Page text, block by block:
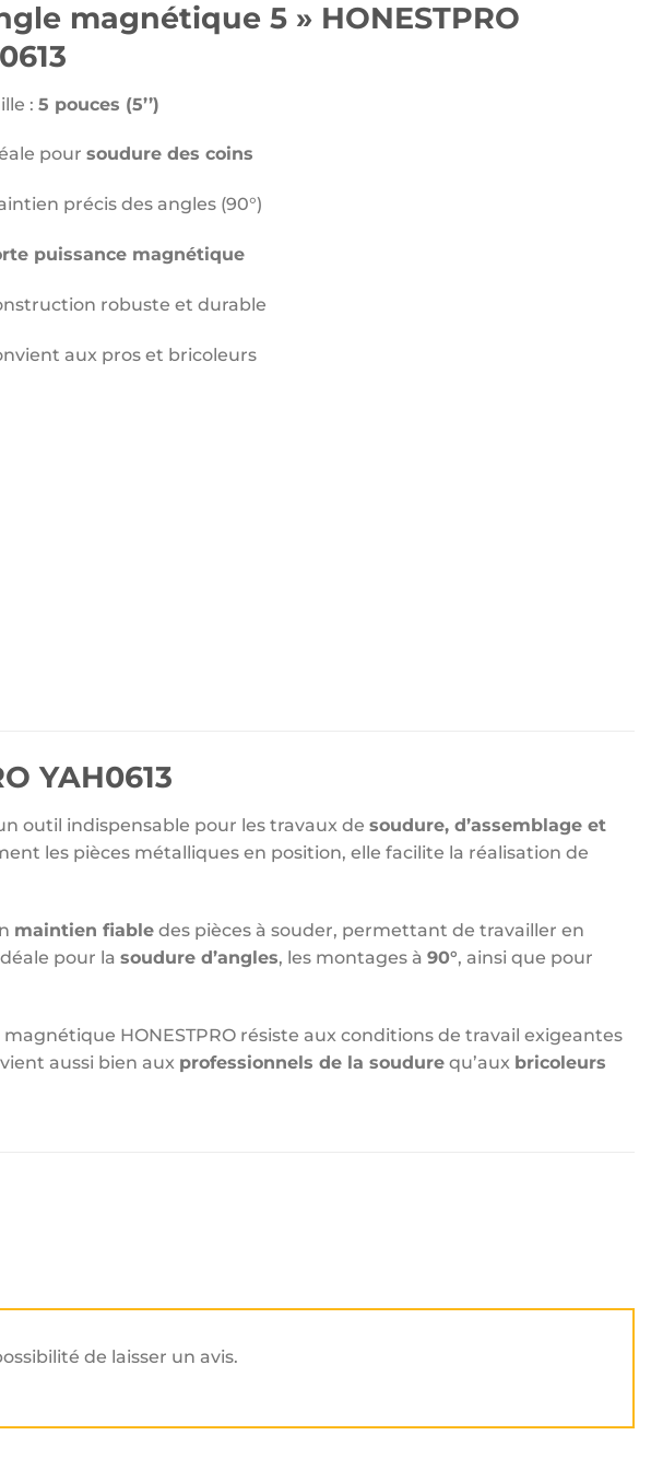
magnétique 5 » HONESTPRO
:5 pouces (5’’)
poursoudure des coins
précis des angles (90°)
puissance magnétique
robuste et durable
aux pros et bricoleurs
YAH0613
outil indispensable pour les travaux de soudure, d’assemblage et
les pièces métalliques en position, elle facilite la réalisation de
maintien fiable des pièces à souder, permettant de travailler en
pour la soudure d’angles, les montages à 90°, ainsi que pour
HONESTPRO résiste aux conditions de travail exigeantes
aussi bien aux professionnels de la soudure qu’aux bricoleurs
de laisser un avis.